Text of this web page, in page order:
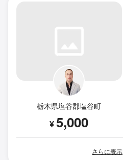
栃木県塩谷郡塩谷町
¥5,000
さらに表示